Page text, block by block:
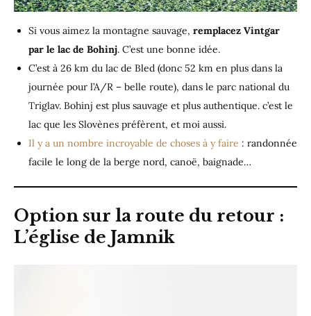
Si vous aimez la montagne sauvage, remplacez Vintgar
par le lac de Bohinj. C’est une bonne idée.
C’est à 26 km du lac de Bled (donc 52 km en plus dans la
journée pour l’A/R – belle route), dans le parc national du
Triglav. Bohinj est plus sauvage et plus authentique. c’est le
lac que les Slovènes préfèrent, et moi aussi.
Il y a un nombre incroyable de choses à y faire : randonnée
facile le long de la berge nord, canoë, baignade…
Option sur la route du retour :
L’église de Jamnik